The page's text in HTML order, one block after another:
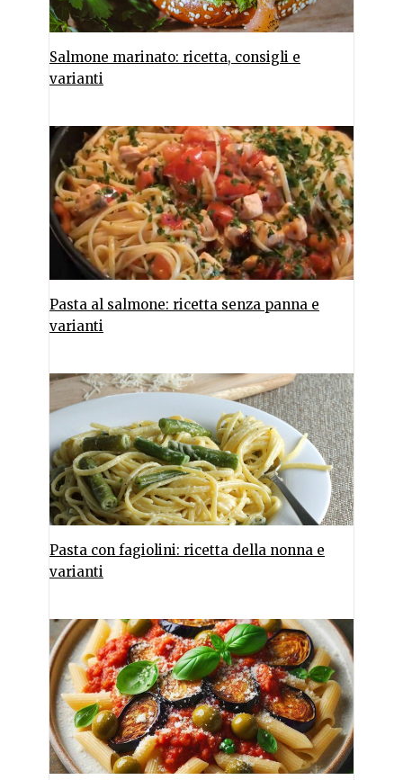
Salmone marinato: ricetta, consigli e
varianti
Pasta al salmone: ricetta senza panna e
varianti
Pasta con fagiolini: ricetta della nonna e
varianti